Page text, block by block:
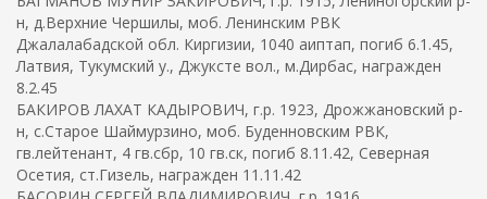
н, д.Верхние Чершилы, моб. Ленинским РВК
Джалалабадской обл. Киргизии, 1040 аиптап, погиб 6.1.45,
Латвия, Тукумский у., Джуксте вол., м.Дирбас, награжден
8.2.45
БАКИРОВ ЛАХАТ КАДЫРОВИЧ, г.р. 1923, Дрожжановский р-
н, с.Старое Шаймурзино, моб. Буденновским РВК,
гв.лейтенант, 4 гв.сбр, 10 гв.ск, погиб 8.11.42, Северная
Осетия, ст.Гизель, награжден 11.11.42